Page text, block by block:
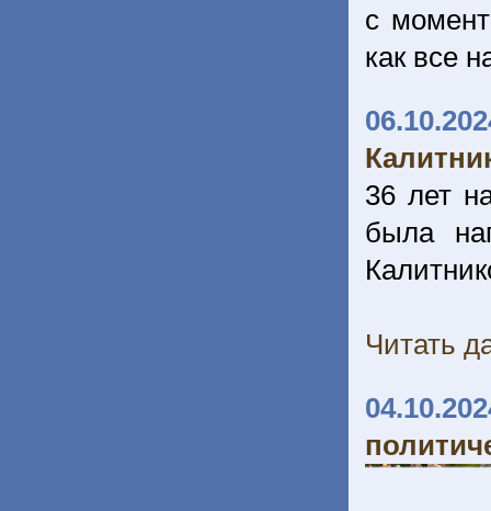
с
как все
36 лет
была
Читать